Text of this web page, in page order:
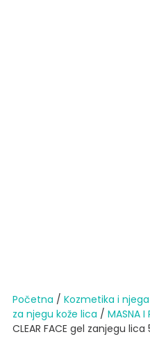
Početna / Kozmetika i
za njegu kože lica / MASNA I
CLEAR FACE gel zanjegu lica